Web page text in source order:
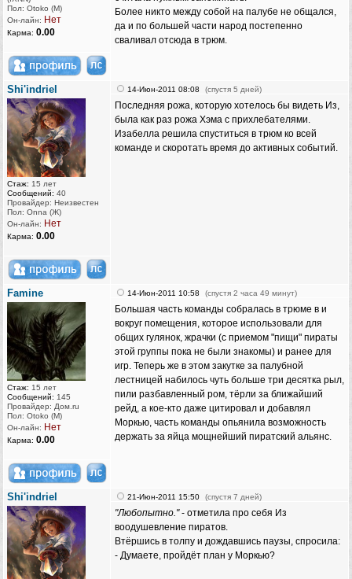
Пол: Otoko (M)
Он-лайн: Нет
Карма: 0.00
Более никто между собой на палубе не общался,
да и по большей части народ постепенно
сваливал отсюда в трюм.
Shi'indriel
Стаж: 15 лет
Сообщений: 40
Провайдер: Неизвестен
Пол: Onna (Ж)
Он-лайн: Нет
Карма: 0.00
14-Июн-2011 08:08 (спустя 5 дней)
Последняя рожа, которую хотелось бы видеть Из,
была как раз рожа Хэма с прихлебателями.
Изабелла решила спуститься в трюм ко всей
команде и скоротать время до активных событий.
Famine
Стаж: 15 лет
Сообщений: 145
Провайдер: Дом.ru
Пол: Otoko (M)
Он-лайн: Нет
Карма: 0.00
14-Июн-2011 10:58 (спустя 2 часа 49 минут)
Большая часть команды собралась в трюме в и
вокруг помещения, которое использовали для
общих гулянок, жрачки (с приемом "пищи" пираты
этой группы пока не были знакомы) и ранее для
игр. Теперь же в этом закутке за палубной
лестницей набилось чуть больше три десятка рыл,
пили разбавленный ром, тёрли за ближайший
рейд, а кое-кто даже цитировал и добавлял
Моркью, часть команды опьянила возможность
держать за яйца мощнейший пиратский альянс.
Shi'indriel 21-Июн-2011 15:50 (спустя 7 дней)
"Любопытно."- отметила про себя Из
воодушевление пиратов.
Втёршись в толпу и дождавшись паузы, спросила:
- Думаете, пройдёт план у Моркью?